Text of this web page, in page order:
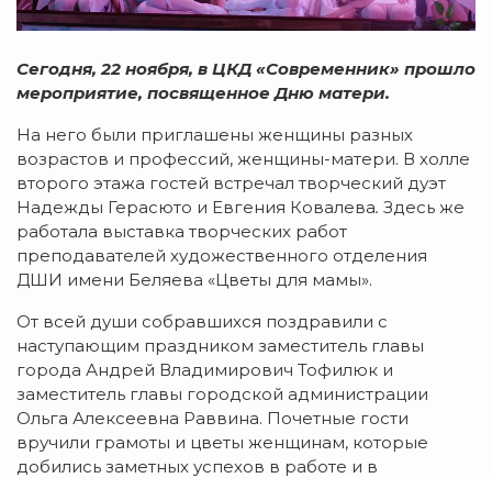
Сегодня, 22 ноября, в ЦКД «Современник» прошло
мероприятие, посвященное Дню матери.
На него были приглашены женщины разных
возрастов и профессий, женщины-матери. В холле
второго этажа гостей встречал творческий дуэт
Надежды Герасюто и Евгения Ковалева. Здесь же
работала выставка творческих работ
преподавателей художественного отделения
ДШИ имени Беляева «Цветы для мамы».
От всей души собравшихся поздравили с
наступающим праздником заместитель главы
города Андрей Владимирович Тофилюк и
заместитель главы городской администрации
Ольга Алексеевна Раввина. Почетные гости
вручили грамоты и цветы женщинам, которые
добились заметных успехов в работе и в